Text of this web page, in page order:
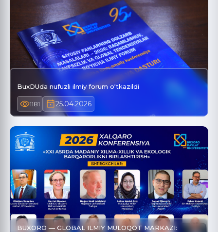
BuxDUda nufuzli ilmiy forum o‘tkazildi
1181 25.04.2026
BUXORO — GLOBAL ILMIY MULOQOT MARKAZI: